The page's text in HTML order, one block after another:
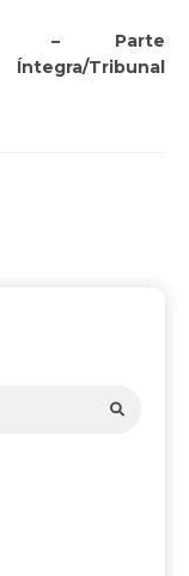
– Parte
Íntegra/Tribunal